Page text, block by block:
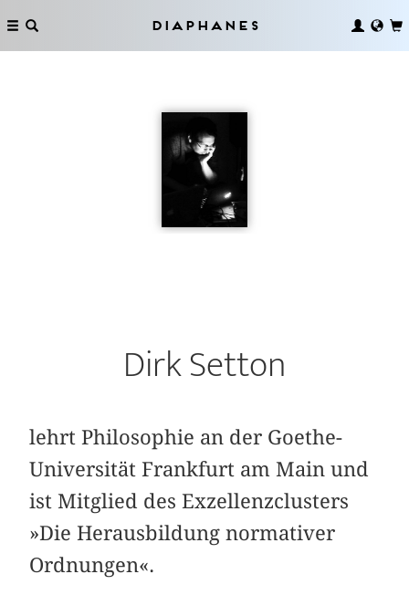
Diaphanes
Dirk Setton
lehrt Philosophie an der Goethe-
Universität Frankfurt am Main und
ist Mitglied des Exzellenzclusters
»Die Herausbildung normativer
Ordnungen«.